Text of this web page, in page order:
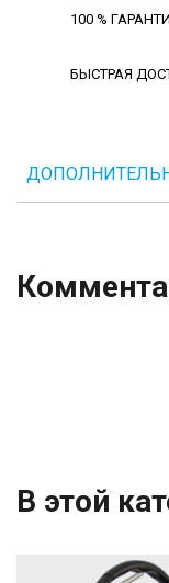
100 %
БЫСТРАЯ
В этой